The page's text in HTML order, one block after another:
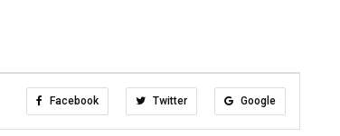
Facebook Twitter Google